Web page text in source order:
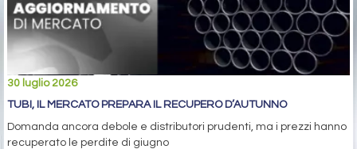
30 luglio 2026
TUBI, IL MERCATO PREPARA IL RECUPERO D’AUTUNNO
Domanda ancora debole e distributori prudenti, ma i prezzi hanno
recuperato le perdite di giugno